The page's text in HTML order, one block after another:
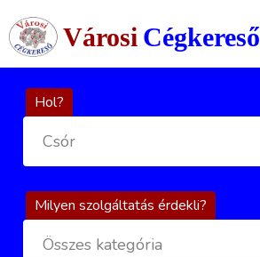
Városi Cégkereső
Hol?
Csór
Milyen szolgáltatás érdekli?
Összes kategória